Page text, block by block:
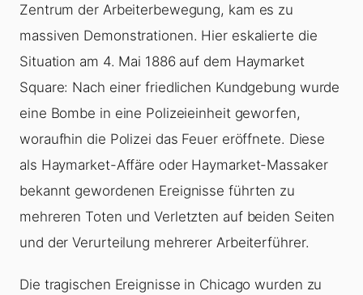
Zentrum der Arbeiterbewegung, kam es zu
massiven Demonstrationen. Hier eskalierte die
Situation am 4. Mai 1886 auf dem Haymarket
Square: Nach einer friedlichen Kundgebung wurde
eine Bombe in eine Polizeieinheit geworfen,
woraufhin die Polizei das Feuer eröffnete. Diese
als Haymarket-Affäre oder Haymarket-Massaker
bekannt gewordenen Ereignisse führten zu
mehreren Toten und Verletzten auf beiden Seiten
und der Verurteilung mehrerer Arbeiterführer.
Die tragischen Ereignisse in Chicago wurden zu